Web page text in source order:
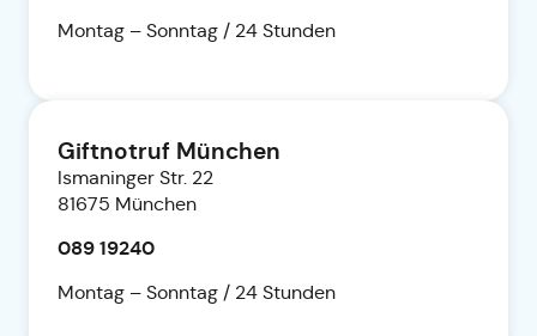
Montag – Sonntag / 24 Stunden
Giftnotruf München
Ismaninger Str. 22
81675 München
089 19240
Montag – Sonntag / 24 Stunden